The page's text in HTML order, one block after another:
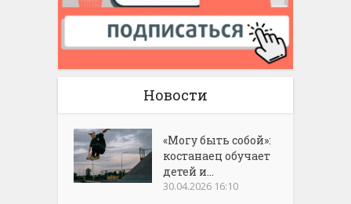
Новости
«Могу быть собой»:
костанаец обучает
детей и...
30.04.2026 16:10